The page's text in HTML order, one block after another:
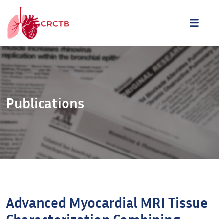
Aller au contenu
Publications
Advanced Myocardial MRI Tissue